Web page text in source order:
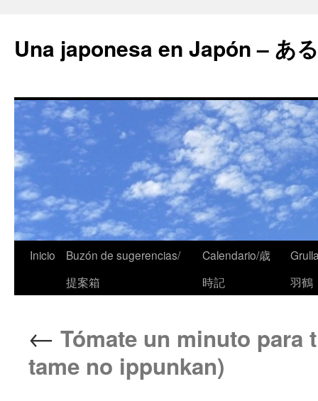
Una japonesa en Japón – あ
Inicio
Buzón de sugerencias/
提案箱
Calendario/歳
時記
羽鶴
← Tómate un minuto para
tame no ippunkan)